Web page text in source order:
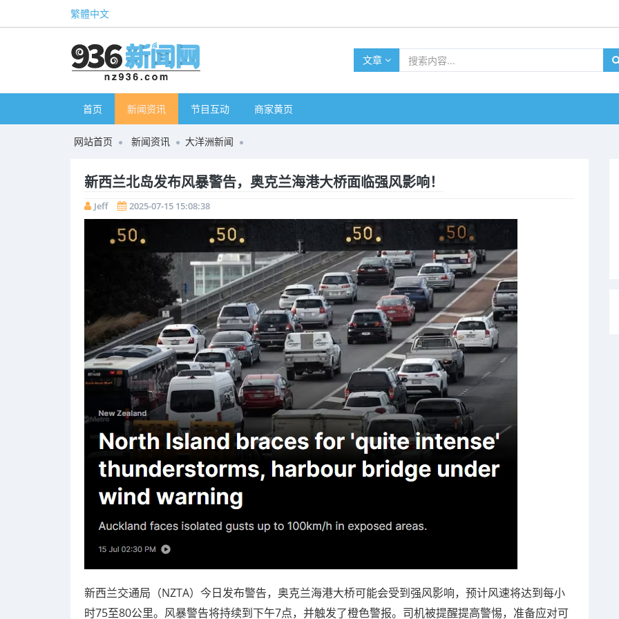
繁體中文
文章
首页 新闻资讯 节目互动 商家黄页
网站首页 新闻资讯 大洋洲新闻
新西兰北岛发布风暴警告，奥克兰海港大桥面临强风影响！
Jeff 2025-07-15 15:08:38
新西兰交通局（NZTA）今日发布警告，奥克兰海港大桥可能会受到强风影响，预计风速将达到每小
时75至80公里。风暴警告将持续到下午7点，并触发了橙色警报。司机被提醒提高警惕，准备应对可